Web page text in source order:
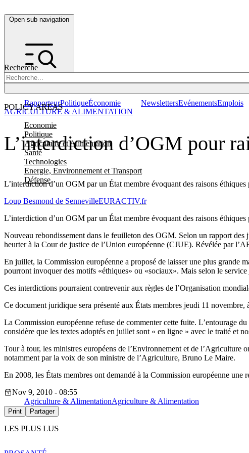
Open sub navigation
Recherche
POLICY AREAS
Economie
Politique
Agriculture et Alimentation
Santé
Technologies
Energie, Environnement et Transport
Défense
RapporteurPolitiqueÉconomie NewslettersEvénementsEmplois
L’interdiction d’OGM pour
L’interdiction d’un OGM par un État membre évoquant des raisons
AGRICULTURE & ALIMENTATION
Loup Besmond de SennevilleEURACTIV.fr
L’interdiction d’un OGM par un État membre évoquant des raisons
Nouveau rebondissement dans le feuilleton des OGM. Selon un rapport des
heurter à la Cour de justice de l’Union européenne (CJUE). Révélée par
En juillet, la Commission européenne a proposé de laisser une plus grande
pourront invoquer des motifs «éthiques» ou «sociaux». Mais selon le
Ces interdictions pourraient contrevenir aux règles de l’Organisation
Ce document juridique sera présenté aux États membres jeudi 11 novembre,
La Commission européenne refuse de commenter cette fuite. L’entourage
considère que les textes adoptés en juillet sont « en ligne » avec le traité et
Tour à tour, les ministres européens de l’Environnement et de l’Agriculture
notamment par la voix de son ministre de l’Agriculture, Bruno Le Maire.
En 2008, les États membres ont demandé à la Commission européenne
Nov 9, 2010 - 08:55
Agriculture & AlimentationAgriculture & Alimentation
Print Partager
LES PLUS LUS